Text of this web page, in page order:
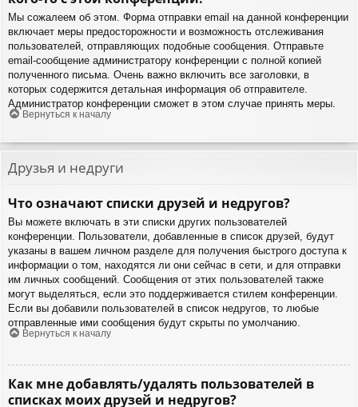
Мы сожалеем об этом. Форма отправки email на данной конференции
включает меры предосторожности и возможность отслеживания
пользователей, отправляющих подобные сообщения. Отправьте
email-сообщение администратору конференции с полной копией
полученного письма. Очень важно включить все заголовки, в
которых содержится детальная информация об отправителе.
Администратор конференции сможет в этом случае принять меры.
Вернуться к началу
Друзья и недруги
Что означают списки друзей и недругов?
Вы можете включать в эти списки других пользователей
конференции. Пользователи, добавленные в список друзей, будут
указаны в вашем личном разделе для получения быстрого доступа к
информации о том, находятся ли они сейчас в сети, и для отправки
им личных сообщений. Сообщения от этих пользователей также
могут выделяться, если это поддерживается стилем конференции.
Если вы добавили пользователей в список недругов, то любые
отправленные ими сообщения будут скрыты по умолчанию.
Вернуться к началу
Как мне добавлять/удалять пользователей в
списках моих друзей и недругов?